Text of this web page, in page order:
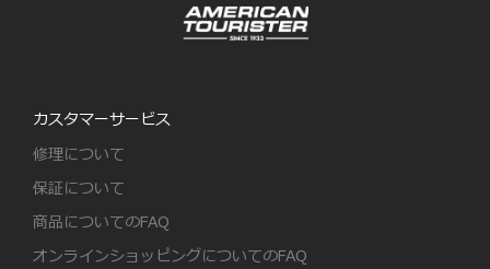
カスタマーサービス
修理について
保証について
商品についてのFAQ
オンラインショッピングについてのFAQ